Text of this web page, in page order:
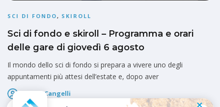
SCI DI FONDO, SKIROLL
Sci di fondo e skiroll – Programma e orari
delle gare di giovedì 6 agosto
Il mondo dello sci di fondo si prepara a vivere uno degli
appuntamenti più attesi dell’estate e, dopo aver
Marco Cangelli
Pubblicato il